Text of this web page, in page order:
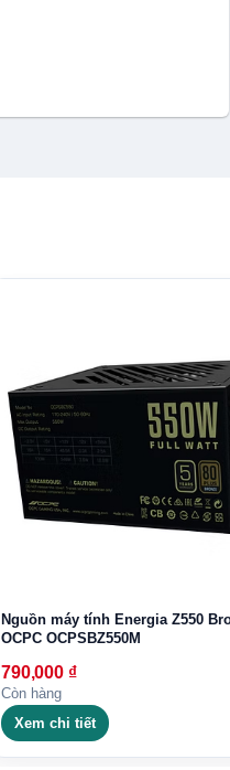
Nguồn máy tính Energia Z550
OCPC OCPSBZ550M
790,000 ₫
Còn hàng
Xem chi tiết